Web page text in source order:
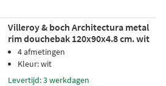
Villeroy & boch Architectura metal
rim douchebak 120x90x4.8 cm. wit
4 afmetingen
Kleur: wit
Levertijd: 3 werkdagen